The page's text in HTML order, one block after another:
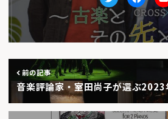
Twitter
前の記事
音楽評論家・室田尚子が選ぶ